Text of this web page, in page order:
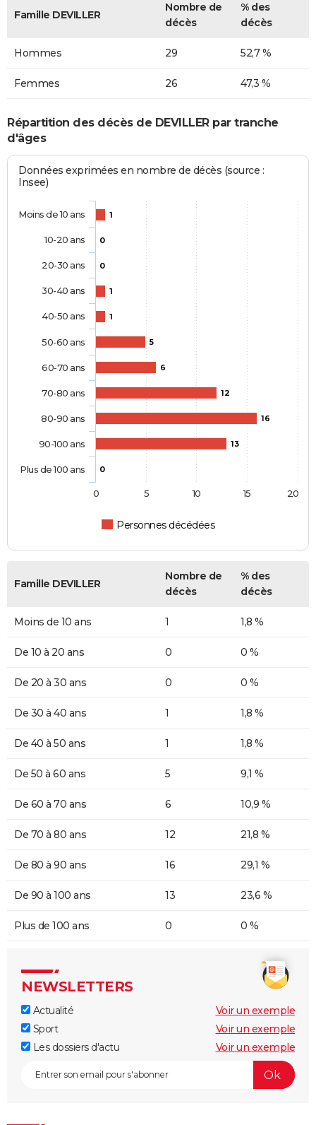
Famille DEVILLER
Nombre de
décès
% des
décès
Hommes 29 52,7 %
Femmes 26 47,3 %
Répartition des décès de DEVILLER par tranche
d'âges
Données exprimées en nombre de décès (source :
Insee)
1
0
0
1
1
5
6
12
16
13
0
Personnes décédées
Moins de 10 ans
10-20 ans
20-30 ans
30-40 ans
40-50 ans
50-60 ans
60-70 ans
70-80 ans
80-90 ans
90-100 ans
Plus de 100 ans
0 5 10 15 20
Famille DEVILLER
Nombre de
décès
% des
décès
Moins de 10 ans 1 1,8 %
De 10 à 20 ans 0 0 %
De 20 à 30 ans 0 0 %
De 30 à 40 ans 1 1,8 %
De 40 à 50 ans 1 1,8 %
De 50 à 60 ans 5 9,1 %
De 60 à 70 ans 6 10,9 %
De 70 à 80 ans 12 21,8 %
De 80 à 90 ans 16 29,1 %
De 90 à 100 ans 13 23,6 %
Plus de 100 ans 0 0 %
NEWSLETTERS
Actualité
Voir un exemple
Sport
Voir un exemple
Les dossiers d'actu
Voir un exemple